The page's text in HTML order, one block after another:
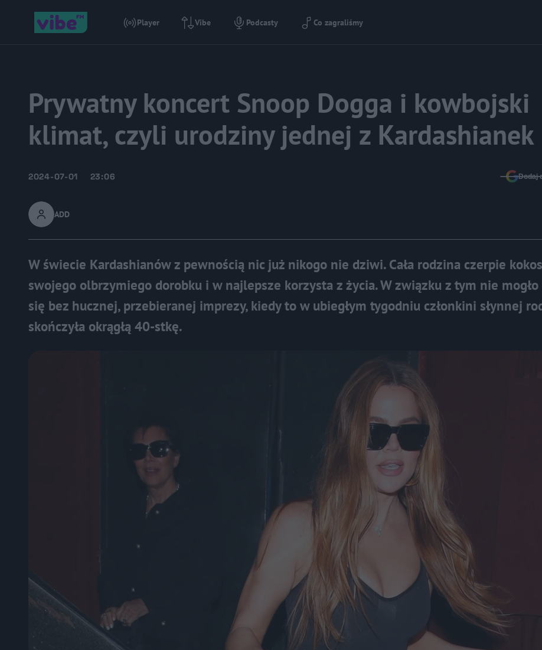
Player Vibe Podcasty Co zagraliśmy
Prywatny koncert Snoop Dogga i kowbojski
klimat, czyli urodziny jednej z Kardashianek
ADD
2024-07-01 23:06 Dodaj
W świecie Kardashianów z pewnością nic już nikogo nie dziwi. Cała rodzina czerpie
swojego olbrzymiego dorobku i w najlepsze korzysta z życia. W związku z tym nie mogło
się bez hucznej, przebieranej imprezy, kiedy to w ubiegłym tygodniu członkini słynnej
skończyła okrągłą 40-stkę.